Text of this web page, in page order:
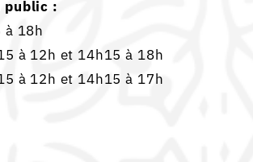
public :
à 18h
à 12h et 14h15 à 18h
à 12h et 14h15 à 17h